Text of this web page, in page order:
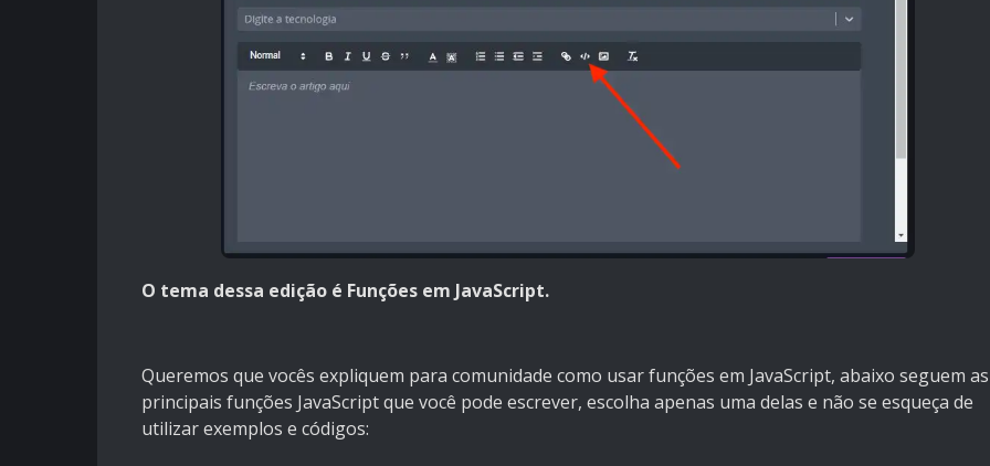
O tema dessa edição é Funções em JavaScript.
Queremos que vocês expliquem para comunidade como usar funções em JavaScript, abaixo seguem as
principais funções JavaScript que você pode escrever, escolha apenas uma delas e não se esqueça de
utilizar exemplos e códigos: